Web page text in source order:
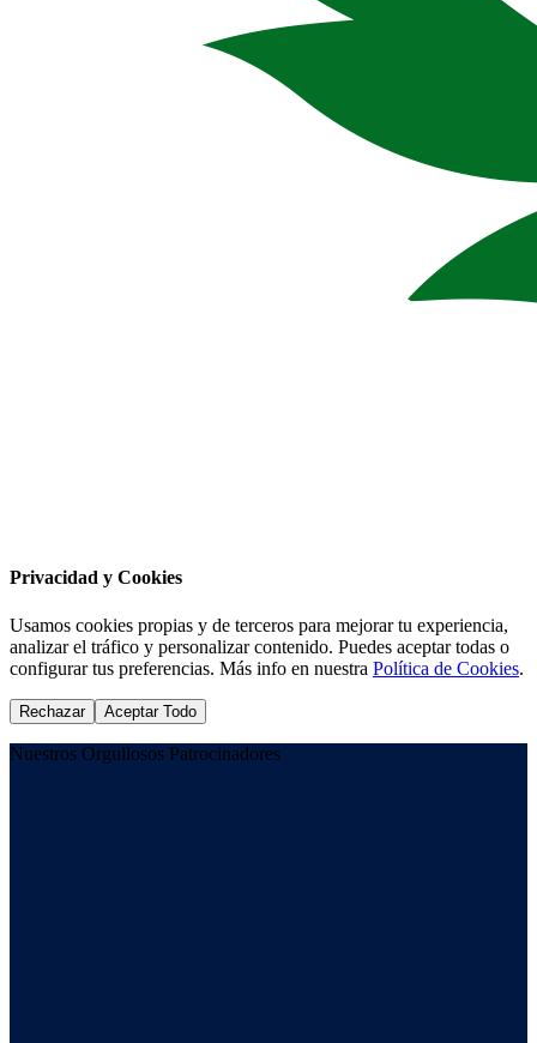
Privacidad y Cookies
Usamos cookies propias y de terceros para mejorar tu experiencia,
analizar el tráfico y personalizar contenido. Puedes aceptar todas o
configurar tus preferencias. Más info en nuestra Política de Cookies.
Rechazar Aceptar Todo
Nuestros Orgullosos Patrocinadores